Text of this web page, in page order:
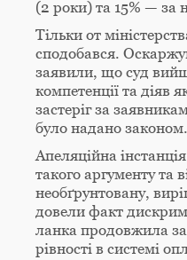
(2 роки) та 15% — за
Тільки от
сподобався.
заявили, що суд
компетенції та діяв
застеріг за
було надано законом.
Апеляційна
такого аргументу та
необґрунтовану,
довели факт
ланка продовжила
рівності в системі